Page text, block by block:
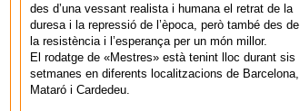
des d’una vessant realista i humana el retrat de la
duresa i la repressió de l’època, però també des de
la resistència i l’esperança per un món millor.
El rodatge de «Mestres» està tenint lloc durant sis
setmanes en diferents localitzacions de Barcelona,
Mataró i Cardedeu.